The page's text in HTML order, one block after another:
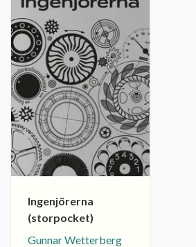
Ingenjörerna
(storpocket)
Gunnar Wetterberg